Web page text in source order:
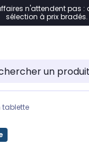
à la
au pied de
au chatbot
n'attendent pas :
sélection à prix bradés.
tablette